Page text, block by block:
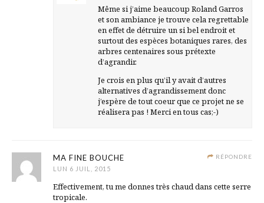
Même si j’aime beaucoup Roland Garros
et son ambiance je trouve cela regrettable
en effet de détruire un si bel endroit et
surtout des espèces botaniques rares, des
arbres centenaires sous prétexte
d’agrandir.
Je crois en plus qu’il y avait d’autres
alternatives d’agrandissement donc
j’espère de tout coeur que ce projet ne se
réalisera pas ! Merci en tous cas;-)
RÉPONDRE
MA FINE BOUCHE
LUN 6 JUIL, 2015
Effectivement, tu me donnes très chaud dans cette serre
tropicale.